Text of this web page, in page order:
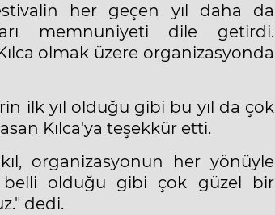
her geçen yıl daha da
memnuniyeti dile getirdi.
olmak üzere organizasyonda
ilk yıl olduğu gibi bu yıl da çok
Kılca'ya teşekkür etti.
organizasyonun her yönüyle
belli olduğu gibi çok güzel bir
dedi.